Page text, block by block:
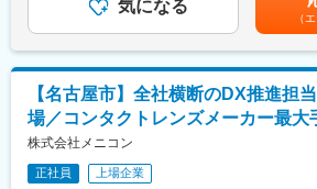
研修出張は、月曜日～金曜日の、4日間
位。
週末はご自宅へお戻りいただけます。
川崎市の東京技術研究所にしか常備し
ため、研修は必須となります。
この研修出張を、習熟度に応じて、合計
く必要がございます。
【キャリアパス】
・AI以外の新たな技術にも興味を持ち、
実装・運用を実現する。
■業務内容：
・AI CoE組織の全社デジタル戦略に沿い
けたシステムの構築。
・評価運用（EvalOps）やコンテキスト
額)は固定手当を含めた表記です。
気になる
（
【名古屋市】全社横断のDX推進担
場／コンタクトレンズメーカー最大
株式会社メニコン
正社員 上場企業